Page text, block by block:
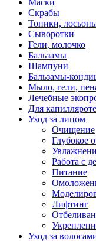
Маски
Скрабы
Тоники,
Сыворотки
Гели, молочко
Бальзамы
Шампуни
Бальзамы-
Мыло, гели,
Лечебные
Для
Уход за лицом
Очищение
Глубокое
Работа с
Питание
Лифтинг
Уход за